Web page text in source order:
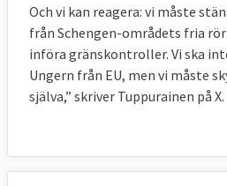
Och vi kan reagera: vi måste
från Schengen-områdets fria
införa gränskontroller. Vi ska
Ungern från EU, men vi måste
själva,” skriver Tuppurainen på X.